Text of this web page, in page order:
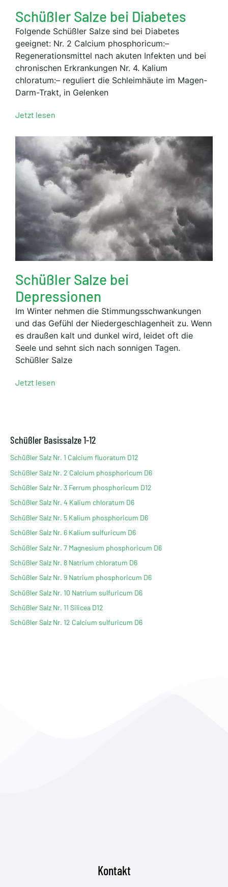
Schüßler Salze bei Diabetes
Folgende Schüßler Salze sind bei Diabetes
geeignet: Nr. 2 Calcium phosphoricum:–
Regenerationsmittel nach akuten Infekten und bei
chronischen Erkrankungen Nr. 4. Kalium
chloratum:– reguliert die Schleimhäute im Magen-
Darm-Trakt, in Gelenken
Jetzt lesen
Schüßler Salze bei
Depressionen
Im Winter nehmen die Stimmungsschwankungen
und das Gefühl der Niedergeschlagenheit zu. Wenn
es draußen kalt und dunkel wird, leidet oft die
Seele und sehnt sich nach sonnigen Tagen.
Schüßler Salze
Jetzt lesen
Schüßler Basissalze 1-12
Schüßler Salz Nr. 1 Calcium fluoratum D12
Schüßler Salz Nr. 2 Calcium phosphoricum D6
Schüßler Salz Nr. 3 Ferrum phosphoricum D12
Schüßler Salz Nr. 4 Kalium chloratum D6
Schüßler Salz Nr. 5 Kalium phosphoricum D6
Schüßler Salz Nr. 6 Kalium sulfuricum D6
Schüßler Salz Nr. 7 Magnesium phosphoricum D6
Schüßler Salz Nr. 8 Natrium chloratum D6
Schüßler Salz Nr. 9 Natrium phosphoricum D6
Schüßler Salz Nr. 10 Natrium sulfuricum D6
Schüßler Salz Nr. 11 Silicea D12
Schüßler Salz Nr. 12 Calcium sulfuricum D6
Kontakt